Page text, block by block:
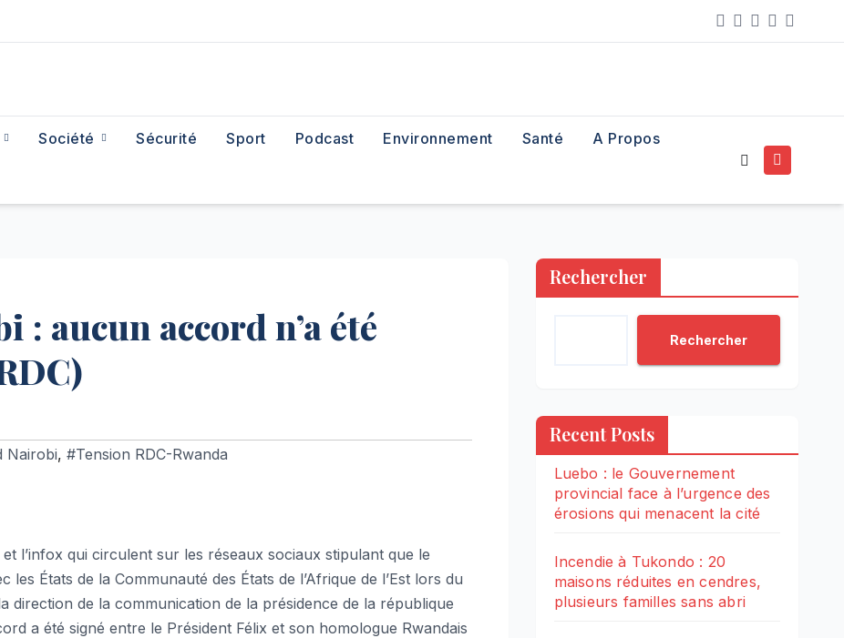
Société Sécurité Sport Podcast Environnement Santé A Propos
: aucun accord n’a été
Nairobi, #Tension RDC-Rwanda
l’infox qui circulent sur les réseaux sociaux stipulant que le
les États de la Communauté des États de l’Afrique de l’Est lors du
direction de la communication de la présidence de la république
a été signé entre le Président Félix et son homologue Rwandais
Rechercher
Rechercher
Recent Posts
Luebo : le Gouvernement
provincial face à l’urgence des
érosions qui menacent la cité
Incendie à Tukondo : 20
maisons réduites en cendres,
plusieurs familles sans abri